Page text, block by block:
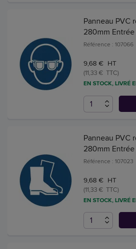
Panneau PVC
280mm
Référence : 107066
9,68 € HT
(11,33 € TTC)
EN STOCK, LIVRÉ
Panneau PVC
280mm
Référence : 107023
9,68 € HT
(11,33 € TTC)
EN STOCK, LIVRÉ